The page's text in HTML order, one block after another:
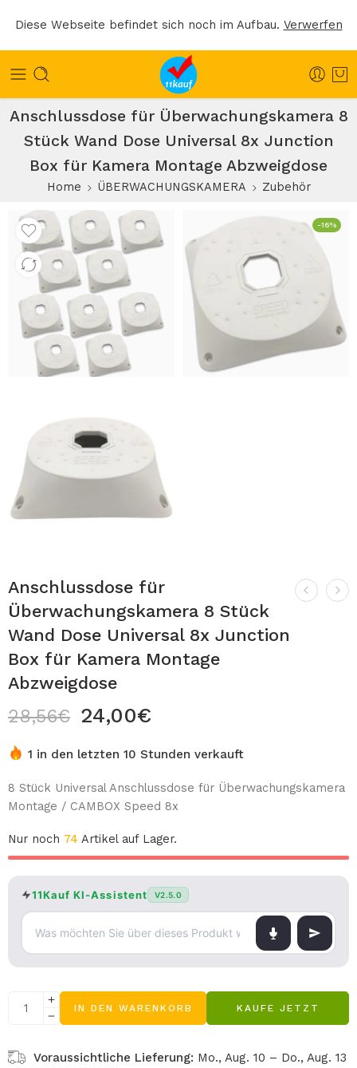
Diese Webseite befindet sich noch im Aufbau. Verwerfen
Anschlussdose für Überwachungskamera 8
Stück Wand Dose Universal 8x Junction
Box für Kamera Montage Abzweigdose
Home ÜBERWACHUNGSKAMERA Zubehör
-16%
Anschlussdose für
Überwachungskamera 8 Stück
Wand Dose Universal 8x Junction
Box für Kamera Montage
Abzweigdose
28,56€ 24,00€
1 in den letzten 10 Stunden verkauft
8 Stück Universal Anschlussdose für Überwachungskamera
Montage / CAMBOX Speed 8x
Nur noch 74 Artikel auf Lager.
11Kauf KI-Assistent V2.5.0
IN DEN WARENKORB KAUFE JETZT
Voraussichtliche Lieferung: Mo., Aug. 10 – Do., Aug. 13